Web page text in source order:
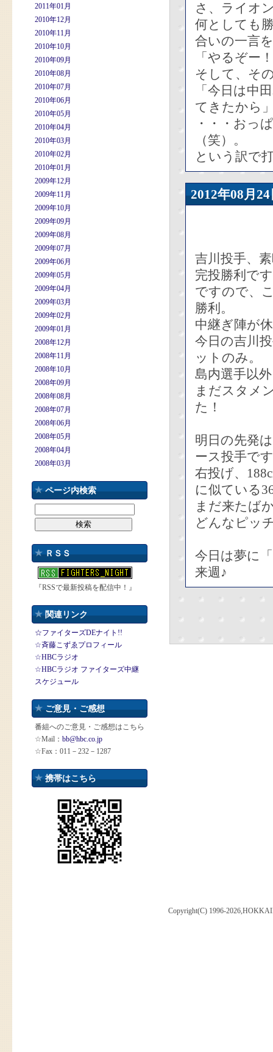
2011年01月
2010年12月
2010年11月
2010年10月
2010年09月
2010年08月
2010年07月
2010年06月
2010年05月
2010年04月
2010年03月
2010年02月
2010年01月
2009年12月
2009年11月
2009年10月
2009年09月
2009年08月
2009年07月
2009年06月
2009年05月
2009年04月
2009年03月
2009年02月
2009年01月
2008年12月
2008年11月
2008年10月
2008年09月
2008年08月
2008年07月
2008年06月
2008年05月
2008年04月
2008年03月
ページ内検索
ＲＳＳ
『RSSで最新投稿を配信中！』
関連リンク
☆ファイターズDEナイト!!
☆斉藤こずゑプロフィール
☆HBCラジオ
☆HBCラジオ ファイターズ中継
スケジュール
ご意見・ご感想
番組へのご意見・ご感想はこちら
☆Mail： bb@hbc.co.jp
☆Fax：011－232－1287
携帯はこちら
さ、ライオ
何としても
合いの一言
「やるぞー
そして、そ
「今日は中
てきたから
・・・おっ
（笑）。
という訳で
2012年08
吉川投手、
完投勝利で
ですので、
勝利。
中継ぎ陣が
今日の吉川
ットのみ。
島内選手以
まだスタメ
た！
明日の先発
ース投手で
右投げ、
に似ている
まだ来たば
どんなピッ
今日は夢に
来週♪
Copyright(C) 1996-